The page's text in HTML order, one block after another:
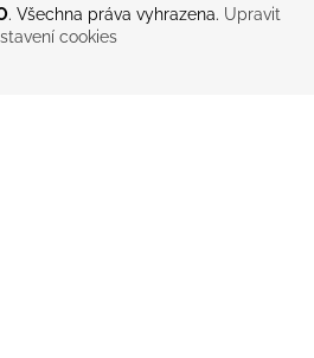
. Všechna práva vyhrazena. Upravit
cookies